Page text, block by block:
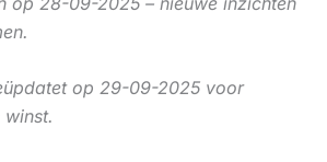
op 29-09-2025 voor